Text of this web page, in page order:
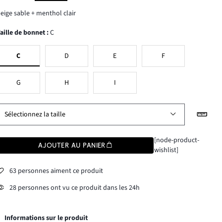
sable + menthol clair
Taille de bonnet :C
C D E F
G H I
Sélectionnez la taille
AJOUTER AU PANIER
[node-product-
wishlist]
63 personnes aiment ce produit
28 personnes ont vu ce produit dans les 24h
Informations sur le produit